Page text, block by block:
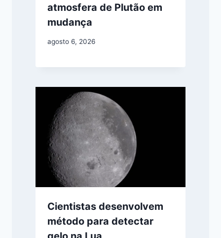
atmosfera de Plutão em
mudança
agosto 6, 2026
Cientistas desenvolvem
método para detectar